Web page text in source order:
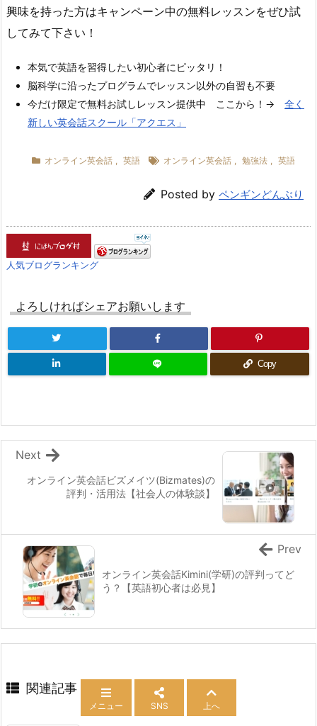
興味を持った方はキャンペーン中の無料レッスンをぜひ試
してみて下さい！
本気で英語を習得したい初心者にピッタリ！
脳科学に沿ったプログラムでレッスン以外の自習も不要
今だけ限定で無料お試しレッスン提供中 ここから！→ 全く
新しい英会話スクール「アクエス」
オンライン英会話 英語 オンライン英会話 勉強法 英語
Posted by ペンギンどんぶり
人気ブログランキング
よろしければシェアお願いします
Copy
オンライン英会話ビズメイツ(Bizmates)の
評判・活用法【社会人の体験談】
Next
オンライン英会話Kimini(学研)の評判ってど
う？【英語初心者は必見】
Prev
関連記事
メニュー SNS 上へ